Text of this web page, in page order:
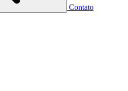
Contato